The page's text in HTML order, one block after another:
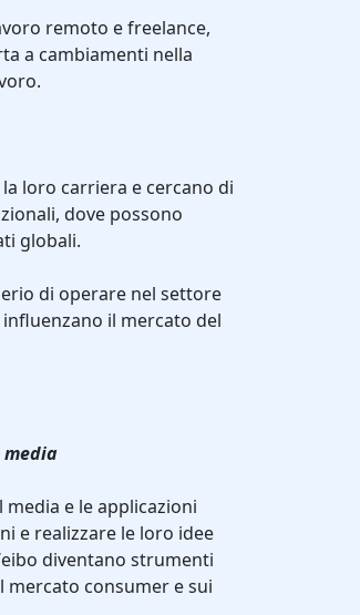
remoto e freelance,
a cambiamenti nella
loro carriera e cercano di
dove possono
globali.
di operare nel settore
il mercato del
media
e le applicazioni
e realizzare le loro idee
diventano strumenti
consumer e sui